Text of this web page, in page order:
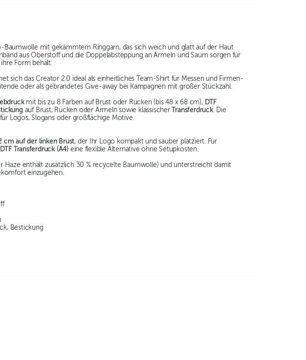
Baumwolle mit gekämmtem Ringgarn, das sich weich und glatt auf der Haut
aus Oberstoff und die Doppelabsteppung an Ärmeln und Saum sorgen für
Form behält.
sich das Creator 2.0 ideal als einheitliches Team-Shirt für Messen und Firmen-
oder als gebrandetes Give-away bei Kampagnen mit großer Stückzahl.
mit bis zu 8 Farben auf Brust oder Rücken (bis 48 x 68 cm), DTF
auf Brust, Rücken oder Ärmeln sowie klassischer Transferdruck. Die
Logos, Slogans oder großflächige Motive.
cm auf der linken Brust, der Ihr Logo kompakt und sauber platziert. Für
DTF Transferdruck (A4)eine flexible Alternative ohne Setupkosten.
Haze enthält zusätzlich 30 % recycelte Baumwolle) und unterstreicht damit
einzugehen.
Bestickung